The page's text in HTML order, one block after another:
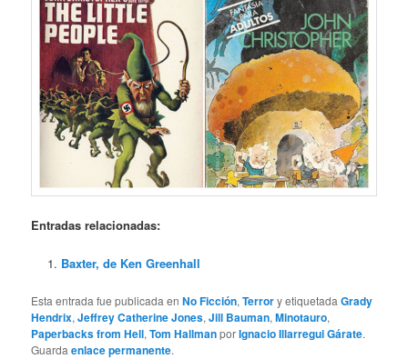
Entradas relacionadas:
Baxter, de Ken Greenhall
Esta entrada fue publicada enNo Ficción,Terrory etiquetadaGrady
Hendrix,Jeffrey Catherine Jones,Jill Bauman,Minotauro,
Paperbacks from Hell,Tom HallmanporIgnacio Illarregui Gárate.
Guardaenlace permanente.